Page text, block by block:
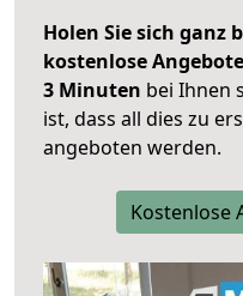
Holen Sie sich ganz
kostenlose Angebote
3 Minuten bei Ihnen
ist, dass all dies zu
angeboten werden.
Kostenlose